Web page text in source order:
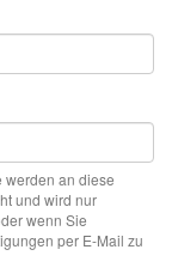
werden an diese
und wird nur
wenn Sie
per E-Mail zu